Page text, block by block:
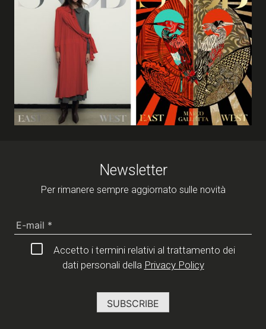
Newsletter
Per rimanere sempre aggiornato sulle novità
Accetto i termini relativi al trattamento dei
dati personali della Privacy Policy